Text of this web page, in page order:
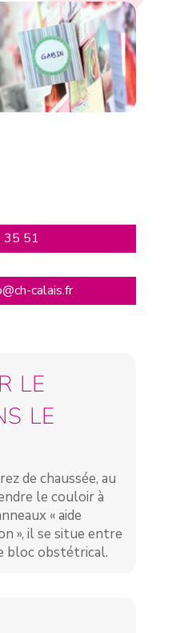
51
calais.fr
le
le
de chaussée, au
le couloir à
« aide
», il se situe entre
bloc obstétrical.